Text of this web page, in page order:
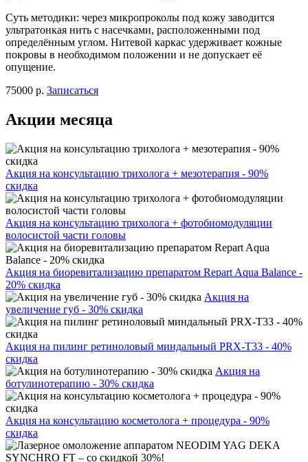
Суть методики: через микропроколы под кожу заводится
ультратонкая нить с насечками, расположенными под
определённым углом. Нитевой каркас удерживает кожные
покровы в необходимом положении и не допускает её
опущение.
75000 р. Записаться
Акции месяца
Акция на консультацию трихолога + мезотерапия - 90%
скидка
Акция на консультацию трихолога + фотобиомодуляции
волосистой части головы
Акция на биоревитализацию препаратом Repart Aqua Balance -
20% скидка
Акция на
увеличение губ - 30% скидка
Акция на пилинг ретиноловый миндальный PRX-T33 - 40%
скидка
Акция на
ботулинотерапию - 30% скидка
Акция на консультацию косметолога + процедура - 90%
скидка